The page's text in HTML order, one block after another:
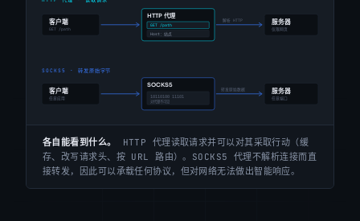
各自能看到什么。
HTTP 代理读取请求并可以对其采取行动（缓
存、改写请求头、按 URL 路由）。SOCKS5 代理不解析连接而直
接转发，因此可以承载任何协议，但对网络无法做出智能响应。